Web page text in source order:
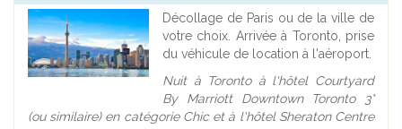
Décollage de Paris ou de la ville de
votre choix. Arrivée à Toronto, prise
du véhicule de location à l'aéroport.
Nuit à Toronto à l'hôtel Courtyard
By Marriott Downtown Toronto 3*
(ou similaire) en catégorie Chic et à l'hôtel Sheraton Centre